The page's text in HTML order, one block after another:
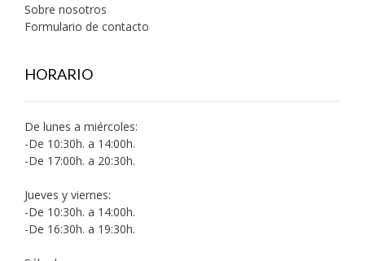
Sobre nosotros
Formulario de contacto
HORARIO
De lunes a miércoles:
-De 10:30h. a 14:00h.
-De 17:00h. a 20:30h.
Jueves y viernes:
-De 10:30h. a 14:00h.
-De 16:30h. a 19:30h.